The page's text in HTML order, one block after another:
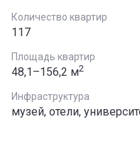
Количество квартир
117
Площадь квартир
48,1–156,2 м2
Инфраструктура
музей, отели,